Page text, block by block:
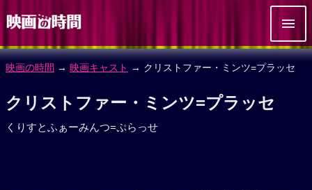
映画の時間 → 映画キャスト → クリストファー・ミンツ=プラッセ
クリストファー・ミンツ=プラッセ
くりすとふぁーみんつ=ぷらっせ